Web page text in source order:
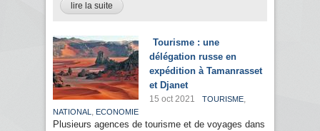
lire la suite
Tourisme : une
délégation russe en
expédition à Tamanrasset
et Djanet
15 oct 2021 TOURISME,
NATIONAL , ECONOMIE
Plusieurs agences de tourisme et de voyages dans